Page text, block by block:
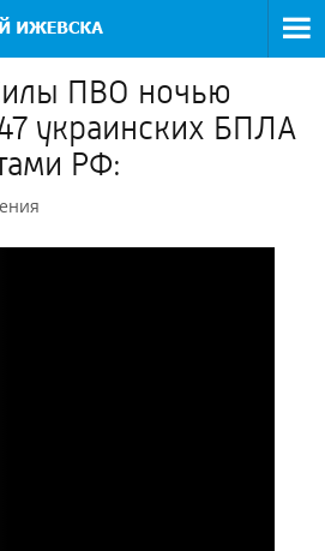
ПВО ночью
украинских БПЛА
РФ: